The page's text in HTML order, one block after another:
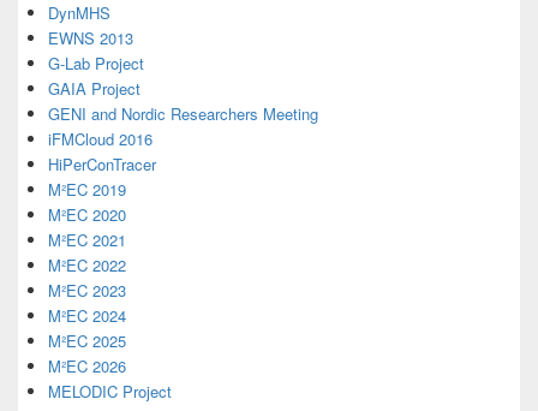
DynMHS
EWNS 2013
G-Lab Project
GAIA Project
GENI and Nordic Researchers Meeting
iFMCloud 2016
HiPerConTracer
M²EC 2019
M²EC 2020
M²EC 2021
M²EC 2022
M²EC 2023
M²EC 2024
M²EC 2025
M²EC 2026
MELODIC Project